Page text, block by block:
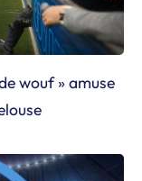
wouf » amuse